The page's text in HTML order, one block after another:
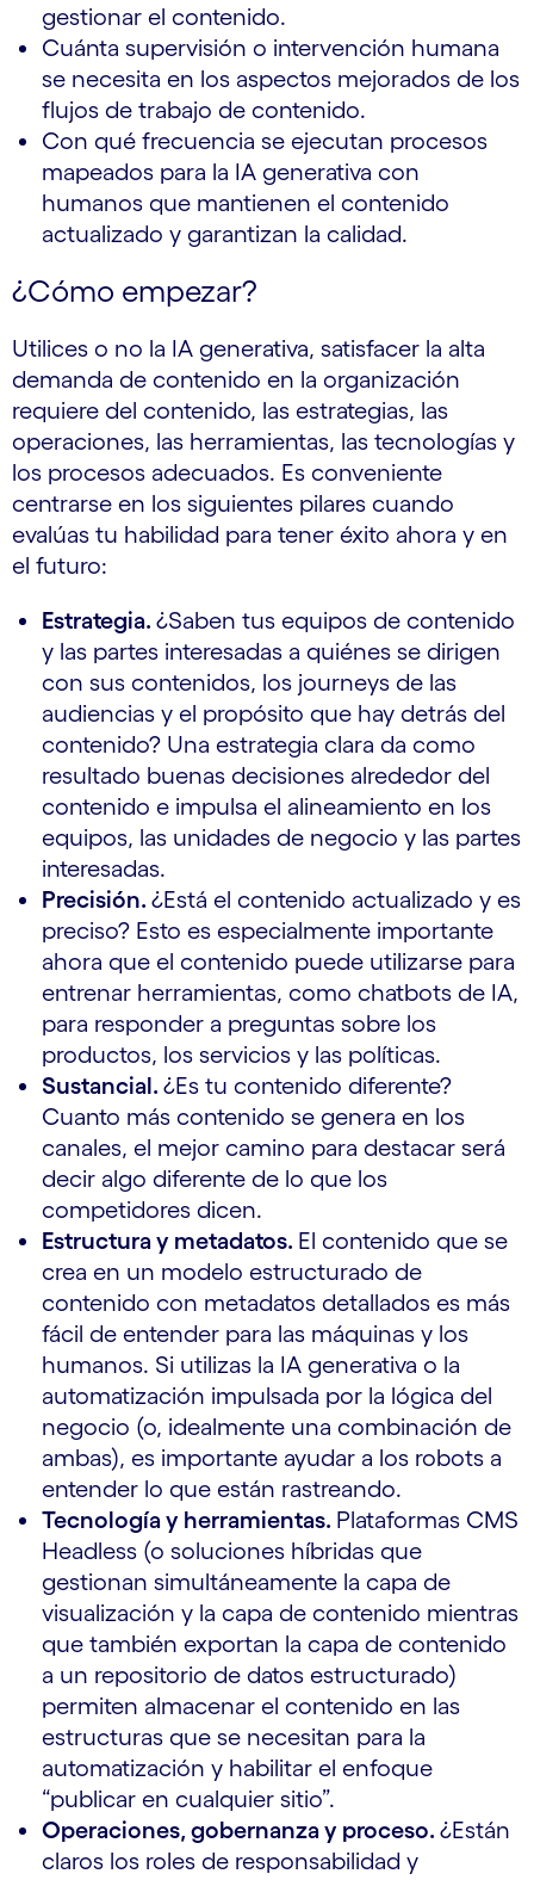
gestionar el contenido.
Cuánta supervisión o intervención humana
se necesita en los aspectos mejorados de los
flujos de trabajo de contenido.
Con qué frecuencia se ejecutan procesos
mapeados para la IA generativa con
humanos que mantienen el contenido
actualizado y garantizan la calidad.
¿Cómo empezar?
Utilices o no la IA generativa, satisfacer la alta
demanda de contenido en la organización
requiere del contenido, las estrategias, las
operaciones, las herramientas, las tecnologías y
los procesos adecuados. Es conveniente
centrarse en los siguientes pilares cuando
evalúas tu habilidad para tener éxito ahora y en
el futuro:
Estrategia. ¿Saben tus equipos de contenido
y las partes interesadas a quiénes se dirigen
con sus contenidos, los journeys de las
audiencias y el propósito que hay detrás del
contenido? Una estrategia clara da como
resultado buenas decisiones alrededor del
contenido e impulsa el alineamiento en los
equipos, las unidades de negocio y las partes
interesadas.
Precisión. ¿Está el contenido actualizado y es
preciso? Esto es especialmente importante
ahora que el contenido puede utilizarse para
entrenar herramientas, como chatbots de IA,
para responder a preguntas sobre los
productos, los servicios y las políticas.
Sustancial. ¿Es tu contenido diferente?
Cuanto más contenido se genera en los
canales, el mejor camino para destacar será
decir algo diferente de lo que los
competidores dicen.
Estructura y metadatos. El contenido que se
crea en un modelo estructurado de
contenido con metadatos detallados es más
fácil de entender para las máquinas y los
humanos. Si utilizas la IA generativa o la
automatización impulsada por la lógica del
negocio (o, idealmente una combinación de
ambas), es importante ayudar a los robots a
entender lo que están rastreando.
Tecnología y herramientas. Plataformas CMS
Headless (o soluciones híbridas que
gestionan simultáneamente la capa de
visualización y la capa de contenido mientras
que también exportan la capa de contenido
a un repositorio de datos estructurado)
permiten almacenar el contenido en las
estructuras que se necesitan para la
automatización y habilitar el enfoque
“publicar en cualquier sitio”.
Operaciones, gobernanza y proceso. ¿Están
claros los roles de responsabilidad y